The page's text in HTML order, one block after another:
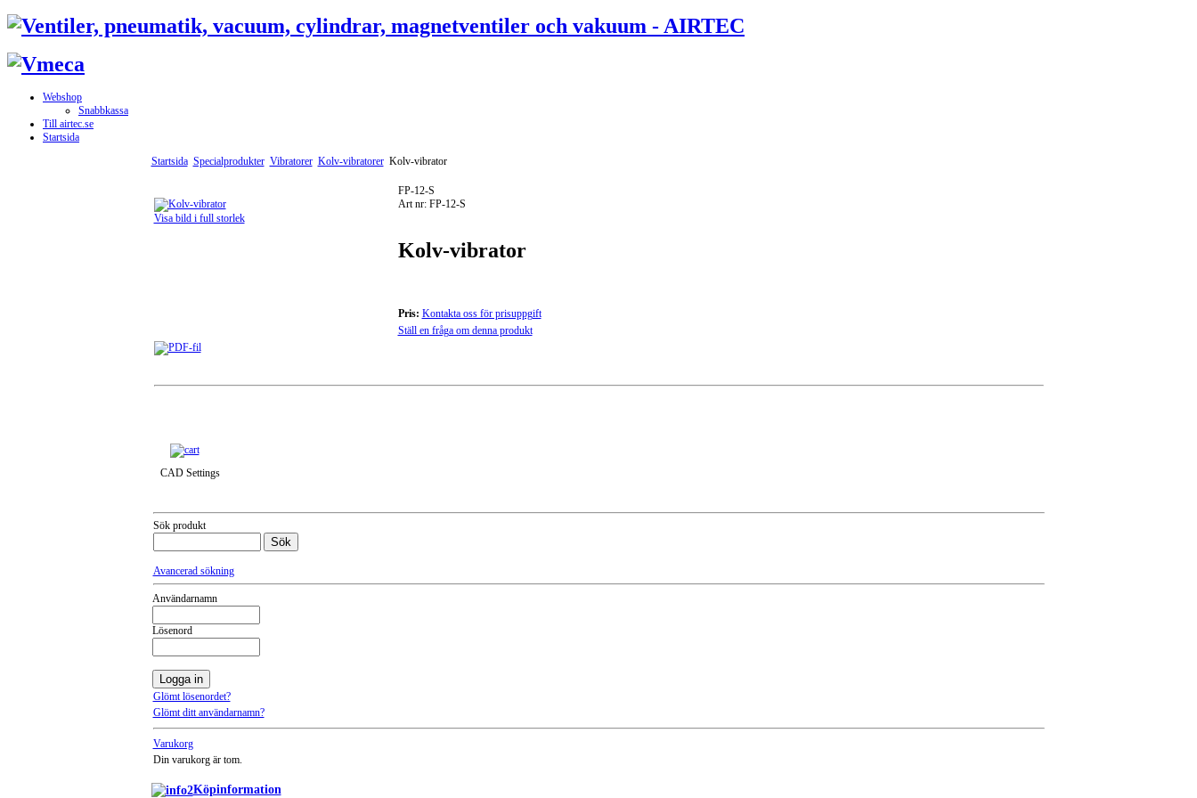
Webshop
Snabbkassa
Till airtec.se
Startsida
Startsida Specialprodukter Vibratorer Kolv-vibratorer Kolv-vibrator
Visa bild i full storlek
FP-12-S
Art nr: FP-12-S
Kolv-vibrator
Pris: Kontakta oss för prisuppgift
Ställ en fråga om denna produkt
CAD Settings
Sök produkt
Avancerad sökning
Användarnamn
Lösenord
Glömt lösenordet?
Glömt ditt användarnamn?
Varukorg
Din varukorg är tom.
Köpinformation